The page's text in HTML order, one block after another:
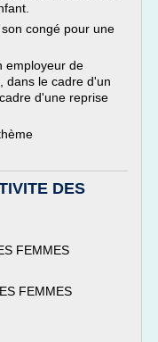
congé pour une
employeur de
dans le cadre d'un
d'une reprise
DES
FEMMES
FEMMES